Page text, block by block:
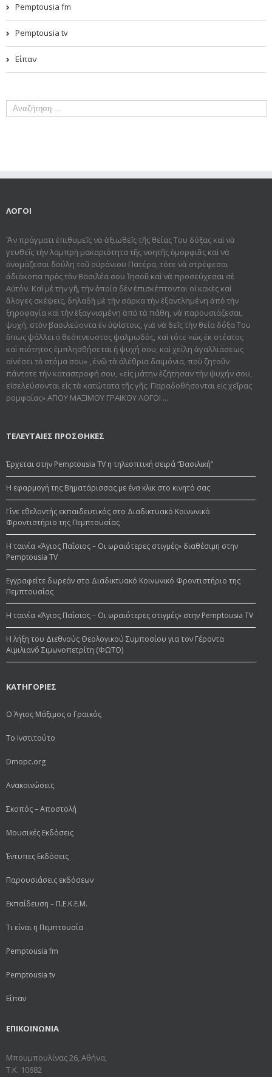
Pemptousia fm
Pemptousia tv
Είπαν
ΛΟΓΟΙ
Ἂν πράγματι ἐπιθυμεῖς νὰ ἀξιωθεῖς τῆς θείας Του δόξας καὶ νὰ
γευθεῖς τὴν λαμπρὴ μακαριότητα τῆς νοητῆς ὀμορφιᾶς καὶ νὰ
ὀνομάζεσαι δούλη τοῦ οὐράνιου Πατέρα, τότε νὰ στρέφεσαι
ἀδιάκοπα πρὸς τὸν Βασιλέα σου Ἰησοῦ καὶ νὰ προσεύχεσαι σὲ
Αὐτόν. Καὶ μὲ τὴν γῆ, τὴν ὁποία δὲν ἐπισκέπτονται οἱ κακὲς καὶ
ἄλογες σκέψεις, δηλαδὴ μὲ τὴν σάρκα τὴν ἐξαντλημένη ἀπὸ τὴν
ξηροφαγία καὶ τὴν ἐξαγνισμένη ἀπὸ τὰ πάθη, νὰ παρουσιάζεσαι,
ψυχή, στὸν βασιλεύοντα ἐν ὑψίστοις, γιὰ νὰ δεῖς τὴν θεία δόξα Του
ὅπως ψάλλει ὁ θεόπνευστος ψαλμωδός, καὶ τότε «ὡς ἐκ στέατος
καὶ πιότητος ἐμπλησθήσεται ἡ ψυχή σου, καὶ χείλη ἀγαλλιάσεως
αἰνέσει τὸ στόμα σου» , ἐνῶ τὰ ὀλέθρια δαιμόνια, ποὺ ζητοῦν
πάντοτε τὴν καταστροφή σου, «εἰς μάτην ἐζήτησαν τὴν ψυχήν σου,
εἰσελεύσονται εἰς τὰ κατώτατα τῆς γῆς. Παραδοθήσον­ται εἰς χεῖρας
ρομφαίας» ΑΓΙΟΥ ΜΑΞΙΜΟΥ ΓΡΑΙΚΟΥ ΛΟΓΟΙ ...
ΤΕΛΕΥΤΑΙΕΣ ΠΡΟΣΘΗΚΕΣ
Έρχεται στην Pemptousia TV η τηλεοπτική σειρά “Βασιλική”
Η εφαρμογή της Βηματάρισσας με ένα κλικ στο κινητό σας
Γίνε εθελοντής εκπαιδευτικός στο Διαδικτυακό Κοινωνικό
Φροντιστήριο της Πεμπτουσίας
Η ταινία «Άγιος Παΐσιος – Οι ωραιότερες στιγμές» διαθέσιμη στην
Pemptousia TV
Εγγραφείτε δωρεάν στο Διαδικτυακό Κοινωνικό Φροντιστήριο της
Πεμπτουσίας
Η ταινία «Άγιος Παΐσιος – Οι ωραιότερες στιγμές» στην Pemptousia TV
Η λήξη του Διεθνούς Θεολογικού Συμποσίου για τον Γέροντα
Αιμιλιανό Σιμωνοπετρίτη (ΦΩΤΟ)
ΚΑΤΗΓΟΡΙΕΣ
Ο Άγιος Μάξιμος ο Γραικός
Το Ινστιτούτο
Dmopc.org
Ανακοινώσεις
Σκοπός – Αποστολή
Μουσικές Εκδόσεις
Έντυπες Εκδόσεις
Παρουσιάσεις εκδόσεων
Εκπαίδευση – Π.Ε.Κ.Ε.Μ.
Τι είναι η Πεμπτουσία
Pemptousia fm
Pemptousia tv
Είπαν
ΕΠΙΚΟΙΝΩΝΙΑ
Μπουμπουλίνας 26, Αθήνα,
Τ.Κ. 10682